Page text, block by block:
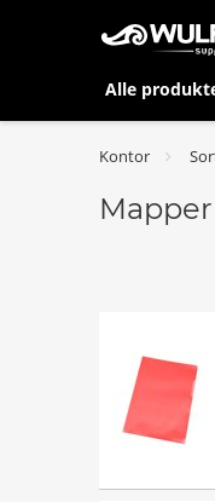
Alle
Kontor
Mapper